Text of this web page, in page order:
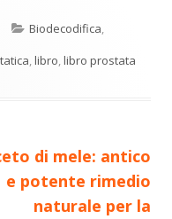
n
di
Categorie
Biodecodifica,
,libro,libro prostata
di mele: antico
e potente rimedio
naturale per la